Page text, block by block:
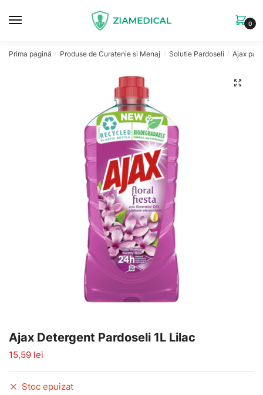
0
Prima pagină / Produse de Curatenie si Menaj / Solutie Pardoseli / Ajax
🔍
Ajax Detergent Pardoseli 1L Lilac
15,59 lei
Stoc epuizat